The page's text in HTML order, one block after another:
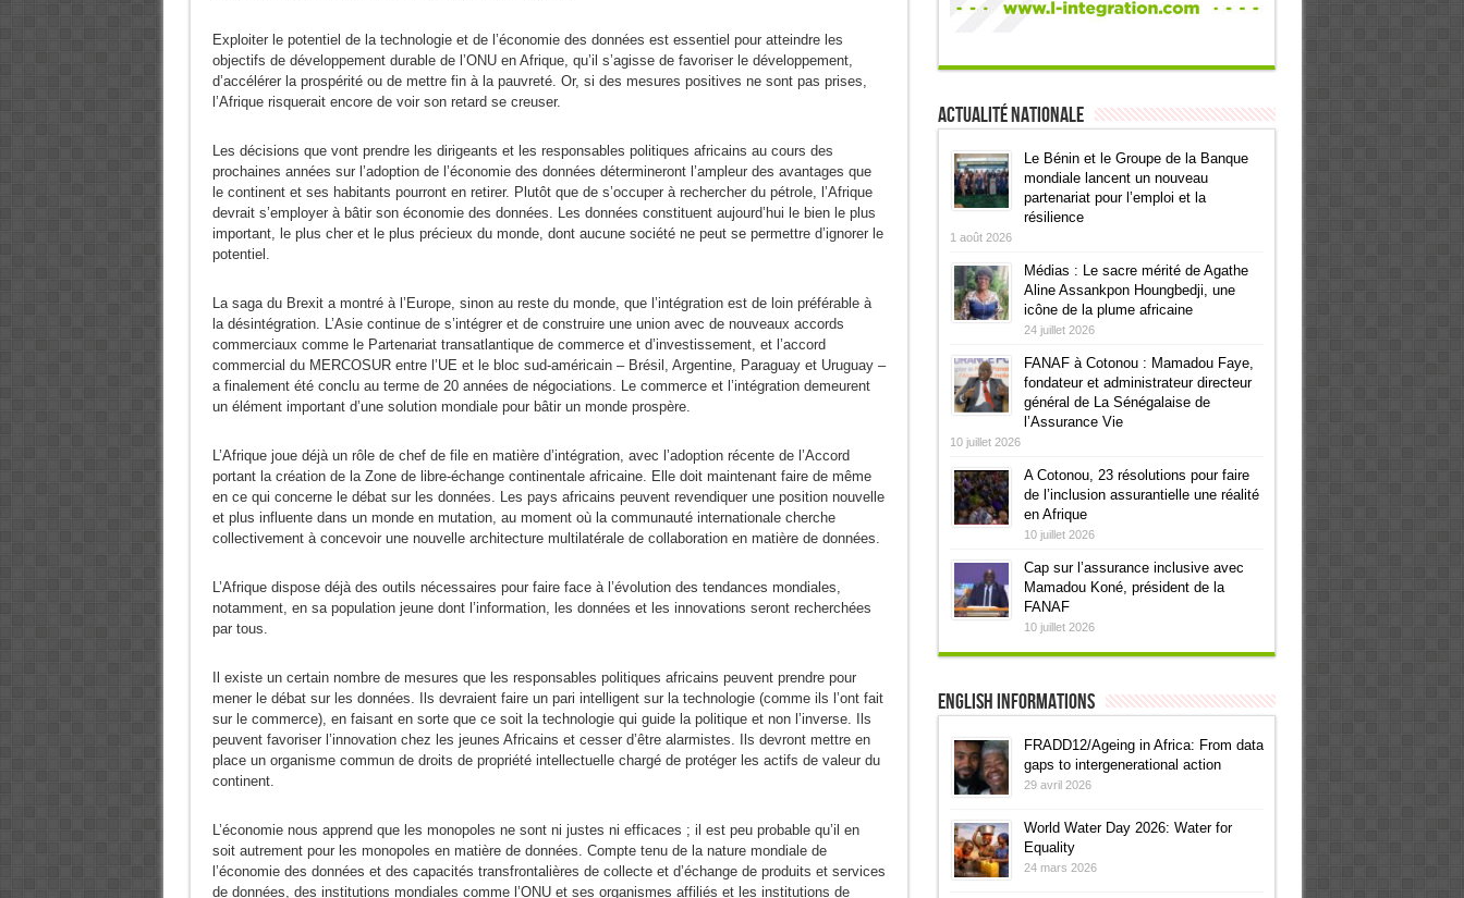
Exploiter le potentiel de la technologie et de l’économie des données est essentiel pour atteindre les
objectifs de développement durable de l’ONU en Afrique, qu’il s’agisse de favoriser le développement,
d’accélérer la prospérité ou de mettre fin à la pauvreté. Or, si des mesures positives ne sont pas prises,
l’Afrique risquerait encore de voir son retard se creuser.
Les décisions que vont prendre les dirigeants et les responsables politiques africains au cours des
prochaines années sur l’adoption de l’économie des données détermineront l’ampleur des avantages que
le continent et ses habitants pourront en retirer. Plutôt que de s’occuper à rechercher du pétrole, l’Afrique
devrait s’employer à bâtir son économie des données. Les données constituent aujourd’hui le bien le plus
important, le plus cher et le plus précieux du monde, dont aucune société ne peut se permettre d’ignorer le
potentiel.
La saga du Brexit a montré à l’Europe, sinon au reste du monde, que l’intégration est de loin préférable à
la désintégration. L’Asie continue de s’intégrer et de construire une union avec de nouveaux accords
commerciaux comme le Partenariat transatlantique de commerce et d’investissement, et l’accord
commercial du MERCOSUR entre l’UE et le bloc sud-américain – Brésil, Argentine, Paraguay et Uruguay –
a finalement été conclu au terme de 20 années de négociations. Le commerce et l’intégration demeurent
un élément important d’une solution mondiale pour bâtir un monde prospère.
L’Afrique joue déjà un rôle de chef de file en matière d’intégration, avec l’adoption récente de l’Accord
portant la création de la Zone de libre-échange continentale africaine. Elle doit maintenant faire de même
en ce qui concerne le débat sur les données. Les pays africains peuvent revendiquer une position nouvelle
et plus influente dans un monde en mutation, au moment où la communauté internationale cherche
collectivement à concevoir une nouvelle architecture multilatérale de collaboration en matière de données.
L’Afrique dispose déjà des outils nécessaires pour faire face à l’évolution des tendances mondiales,
notamment, en sa population jeune dont l’information, les données et les innovations seront recherchées
par tous.
Il existe un certain nombre de mesures que les responsables politiques africains peuvent prendre pour
mener le débat sur les données. Ils devraient faire un pari intelligent sur la technologie (comme ils l’ont fait
sur le commerce), en faisant en sorte que ce soit la technologie qui guide la politique et non l’inverse. Ils
peuvent favoriser l’innovation chez les jeunes Africains et cesser d’être alarmistes. Ils devront mettre en
place un organisme commun de droits de propriété intellectuelle chargé de protéger les actifs de valeur du
continent.
L’économie nous apprend que les monopoles ne sont ni justes ni efficaces ; il est peu probable qu’il en
soit autrement pour les monopoles en matière de données. Compte tenu de la nature mondiale de
l’économie des données et des capacités transfrontalières de collecte et d’échange de produits et services
de données, des institutions mondiales comme l’ONU et ses organismes affiliés et les institutions de
Actualité Nationale
Le Bénin et le Groupe de la Banque
mondiale lancent un nouveau
partenariat pour l’emploi et la
résilience
1 août 2026
Médias : Le sacre mérité de Agathe
Aline Assankpon Houngbedji, une
icône de la plume africaine
24 juillet 2026
FANAF à Cotonou : Mamadou Faye,
fondateur et administrateur directeur
général de La Sénégalaise de
l’Assurance Vie
10 juillet 2026
A Cotonou, 23 résolutions pour faire
de l’inclusion assurantielle une réalité
en Afrique
10 juillet 2026
Cap sur l’assurance inclusive avec
Mamadou Koné, président de la
FANAF
10 juillet 2026
English informations
FRADD12/Ageing in Africa: From data
gaps to intergenerational action
29 avril 2026
World Water Day 2026: Water for
Equality
24 mars 2026